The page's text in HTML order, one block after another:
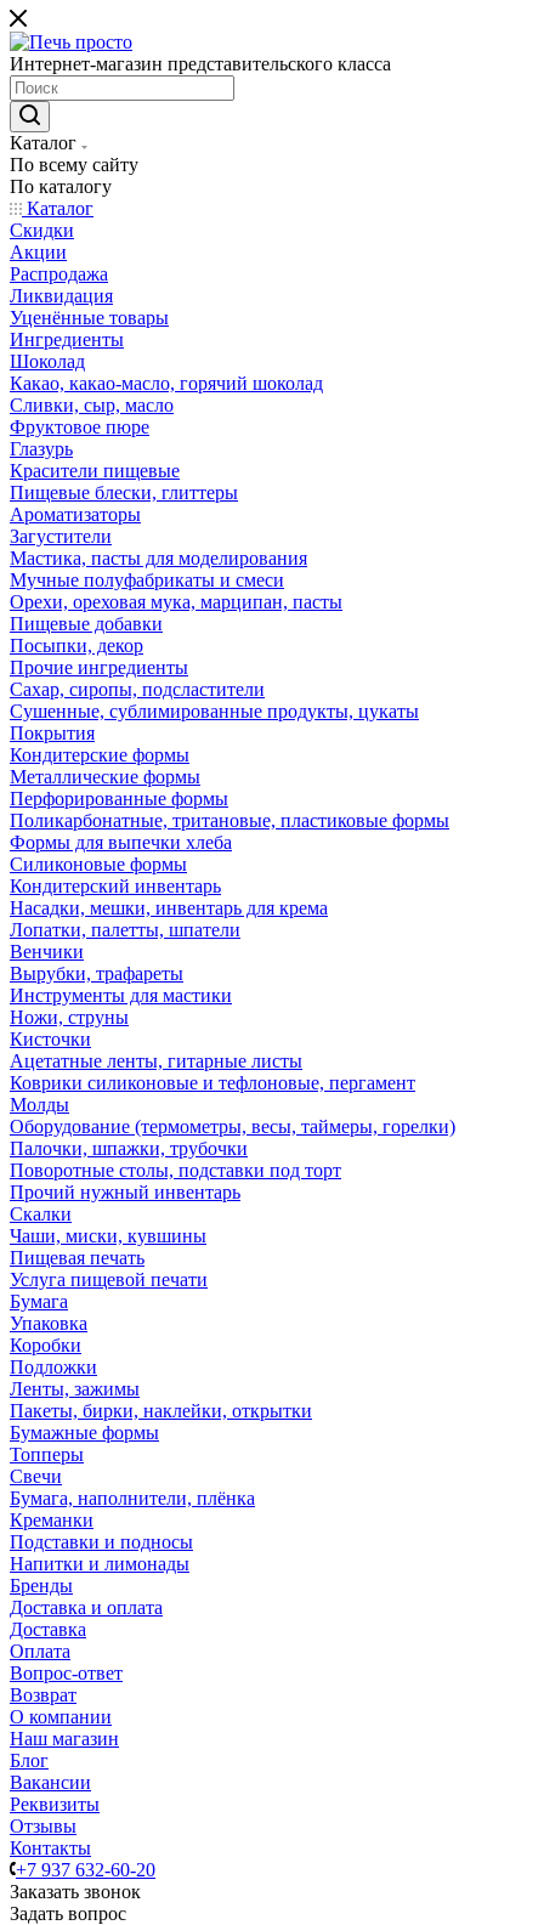
Интернет-магазин представительского класса
Каталог
По всему сайту
По каталогу
Каталог
Скидки
Акции
Распродажа
Ликвидация
Уценённые товары
Ингредиенты
Шоколад
Какао, какао-масло, горячий шоколад
Сливки, сыр, масло
Фруктовое пюре
Глазурь
Красители пищевые
Пищевые блески, глиттеры
Ароматизаторы
Загустители
Мастика, пасты для моделирования
Мучные полуфабрикаты и смеси
Орехи, ореховая мука, марципан, пасты
Пищевые добавки
Посыпки, декор
Прочие ингредиенты
Сахар, сиропы, подсластители
Сушенные, сублимированные продукты, цукаты
Покрытия
Кондитерские формы
Металлические формы
Перфорированные формы
Поликарбонатные, тритановые, пластиковые формы
Формы для выпечки хлеба
Силиконовые формы
Кондитерский инвентарь
Насадки, мешки, инвентарь для крема
Лопатки, палетты, шпатели
Венчики
Вырубки, трафареты
Инструменты для мастики
Ножи, струны
Кисточки
Ацетатные ленты, гитарные листы
Коврики силиконовые и тефлоновые, пергамент
Молды
Оборудование (термометры, весы, таймеры, горелки)
Палочки, шпажки, трубочки
Поворотные столы, подставки под торт
Прочий нужный инвентарь
Скалки
Чаши, миски, кувшины
Пищевая печать
Услуга пищевой печати
Бумага
Упаковка
Коробки
Подложки
Ленты, зажимы
Пакеты, бирки, наклейки, открытки
Бумажные формы
Топперы
Свечи
Бумага, наполнители, плёнка
Креманки
Подставки и подносы
Напитки и лимонады
Бренды
Доставка и оплата
Доставка
Оплата
Вопрос-ответ
Возврат
О компании
Наш магазин
Блог
Вакансии
Реквизиты
Отзывы
Контакты
+7 937 632-60-20
Заказать звонок
Задать вопрос